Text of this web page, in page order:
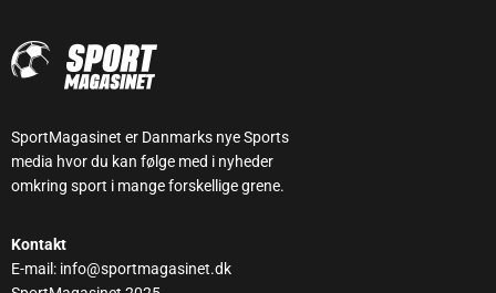
SportMagasinet er Danmarks nye Sports
media hvor du kan følge med i nyheder
omkring sport i mange forskellige grene.
Kontakt
E-mail: info@sportmagasinet.dk